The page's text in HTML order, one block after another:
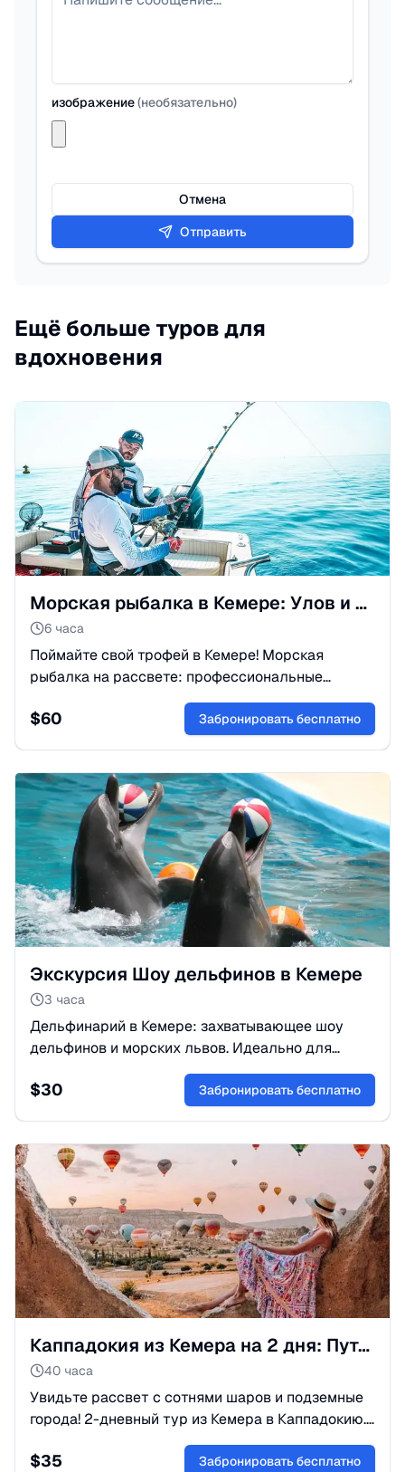
изображение(необязательно)
Отмена
Отправить
Ещё больше туров для
вдохновения
Морская рыбалка в Кемере: Улов и отдых на яхте
6 часа
Поймайте свой трофей в Кемере! Морская
рыбалка на рассвете: профессиональные
снасти, эхолоты и приготовление улова на гриле.
Идеально для профи и семей. Бронируйте!
$60 Забронировать бесплатно
Экскурсия Шоу дельфинов в Кемере
3 часа
Дельфинарий в Кемере: захватывающее шоу
дельфинов и морских львов. Идеально для
детей и взрослых. Возможность поплавать с
дельфинами. Бронируйте!
$30 Забронировать бесплатно
Каппадокия из Кемера на 2 дня: Путешествие в сказку
40 часа
Увидьте рассвет с сотнями шаров и подземные
города! 2-дневный тур из Кемера в Каппадокию.
Отели в скалах, долины и история. Бронируйте
приключение!
$35 Забронировать бесплатно